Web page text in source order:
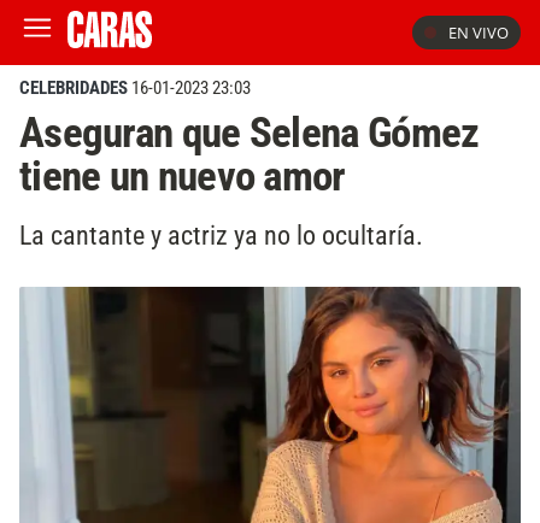
EN VIVO
CELEBRIDADES 16-01-2023 23:03
Aseguran que Selena Gómez
tiene un nuevo amor
La cantante y actriz ya no lo ocultaría.